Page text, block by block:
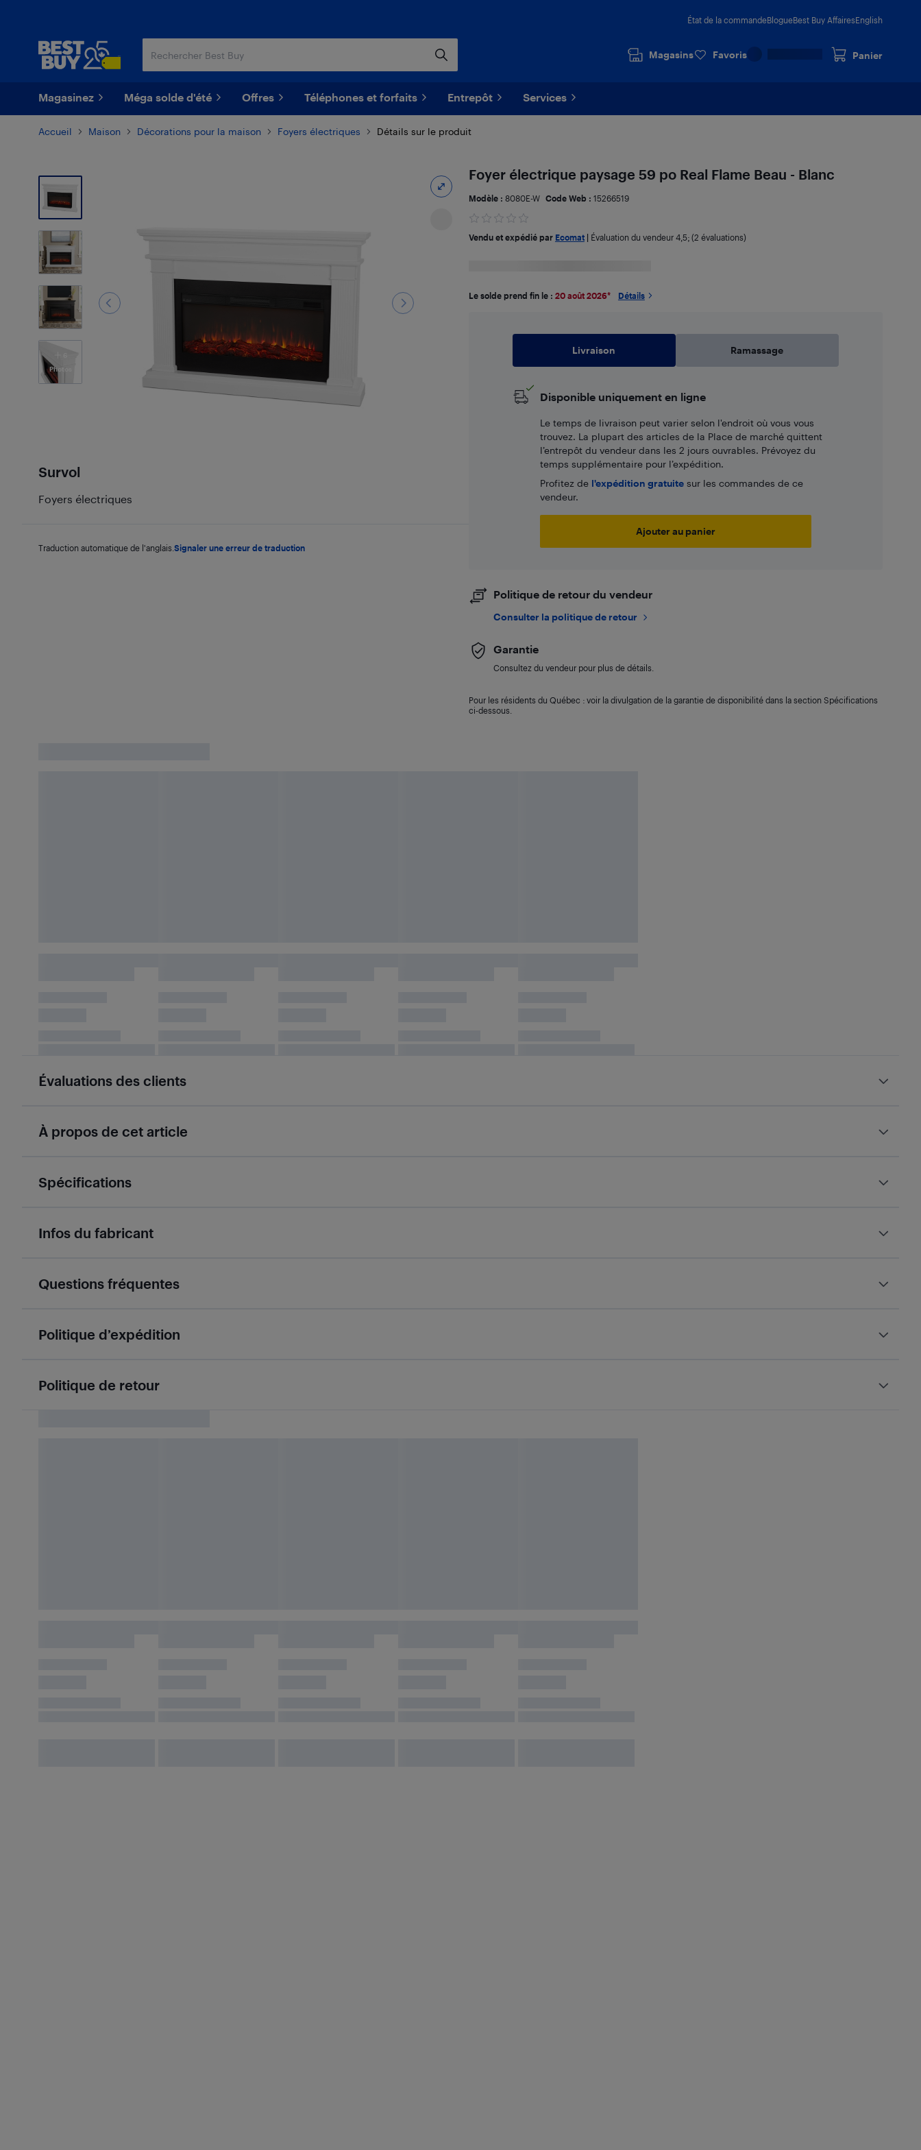
État de la commandeBlogueBest Buy AffairesEnglish
Magasins Favoris Panier
Magasinez Méga solde d'été Offres Téléphones et forfaits Entrepôt Services
Accueil Maison Décorations pour la maison Foyers électriques Détails sur le produit
Photos
Survol
Foyers électriques
Traduction automatique de l'anglais. Signaler une erreur de traduction
Foyer électrique paysage 59 po Real Flame Beau - Blanc
Modèle : 8080E-W Code Web : 15266519
Vendu et expédié par Ecomat| Évaluation du vendeur 4,5; (2 évaluations)
Le solde prend fin le : 20 août 2026* Détails
Livraison Ramassage
Disponible uniquement en ligne
Le temps de livraison peut varier selon l'endroit où vous vous
trouvez. La plupart des articles de la Place de marché quittent
l’entrepôt du vendeur dans les 2 jours ouvrables. Prévoyez du
temps supplémentaire pour l’expédition.
Profitez de l'expédition gratuitesur les commandes de ce
vendeur.
Ajouter au panier
Politique de retour du vendeur
Consulter la politique de retour
Garantie
Consultez du vendeur pour plus de détails.
Pour les résidents du Québec : voir la divulgation de la garantie de disponibilité dans la section Spécifications
ci-dessous.
Évaluations des clients
À propos de cet article
Spécifications
Infos du fabricant
Questions fréquentes
Politique d’expédition
Politique de retour